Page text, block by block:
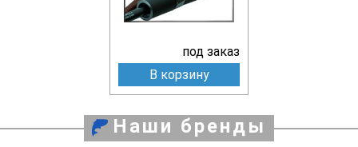
под заказ
В корзину
Наши бренды